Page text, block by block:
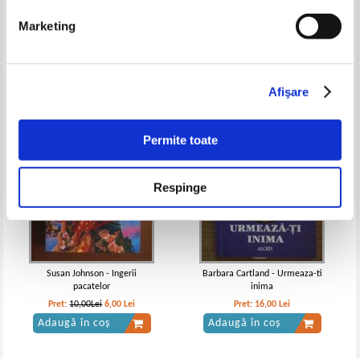
Marketing
Afişare
Permite toate
Respinge
Pret:
Susan Johnson - Ingerii
pacatelor
Pret:10,00Lei 6,00 Lei
Adaugă în coș
Barbara Cartland - Urmeaza-ti
inima
Pret: 16,00 Lei
Adaugă în coș